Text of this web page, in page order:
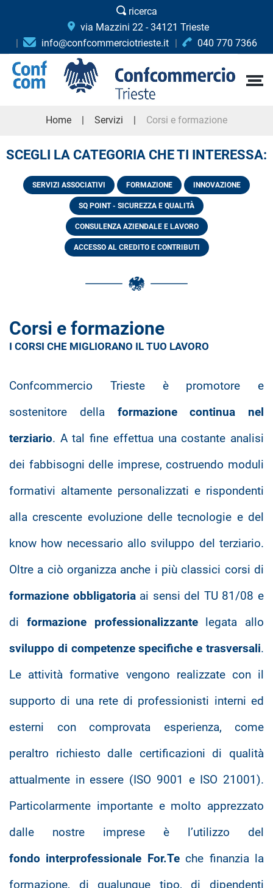
ricerca
via Mazzini 22 - 34121 Trieste
info@confcommerciotrieste.it
040 770 7366
Home Servizi Corsi e formazione
SCEGLI LA CATEGORIA CHE TI INTERESSA:
SERVIZI ASSOCIATIVI FORMAZIONE INNOVAZIONE
SQ POINT - SICUREZZA E QUALITÀ
CONSULENZA AZIENDALE E LAVORO
ACCESSO AL CREDITO E CONTRIBUTI
Corsi e formazione
I CORSI CHE MIGLIORANO IL TUO LAVORO
Confcommercio Trieste è promotore e
sostenitore della formazione continua nel
terziario. A tal fine effettua una costante analisi
dei fabbisogni delle imprese, costruendo moduli
formativi altamente personalizzati e rispondenti
alla crescente evoluzione delle tecnologie e del
know how necessario allo sviluppo del terziario.
Oltre a ciò organizza anche i più classici corsi di
formazione obbligatoriaai sensi del TU 81/08 e
di formazione professionalizzantelegata allo
sviluppo di competenze specifiche e trasversali.
Le attività formative vengono realizzate con il
supporto di una rete di professionisti interni ed
esterni con comprovata esperienza, come
peraltro richiesto dalle certificazioni di qualità
attualmente in essere (ISO 9001 e ISO 21001).
Particolarmente importante e molto apprezzato
dalle nostre imprese è l’utilizzo del
fondo interprofessionale For.Teche finanzia la
formazione, di qualunque tipo, di dipendenti